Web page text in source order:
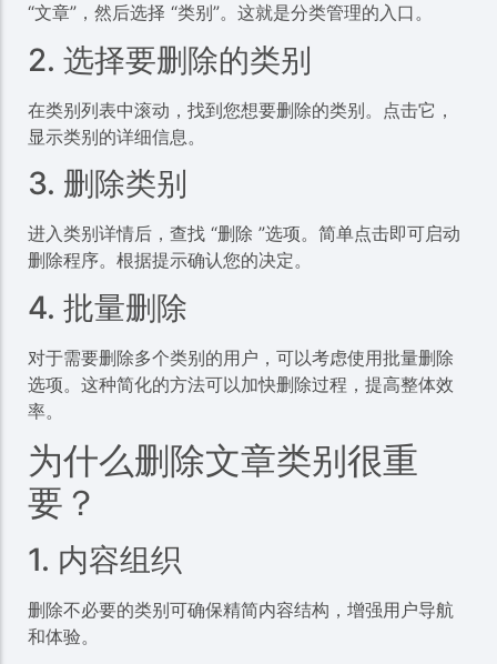
“文章”，然后选择 “类别”。这就是分类管理的入口。
2. 选择要删除的类别
在类别列表中滚动，找到您想要删除的类别。点击它，
显示类别的详细信息。
3. 删除类别
进入类别详情后，查找 “删除 ”选项。简单点击即可启动
删除程序。根据提示确认您的决定。
4. 批量删除
对于需要删除多个类别的用户，可以考虑使用批量删除
选项。这种简化的方法可以加快删除过程，提高整体效
率。
为什么删除文章类别很重
要？
1. 内容组织
删除不必要的类别可确保精简内容结构，增强用户导航
和体验。